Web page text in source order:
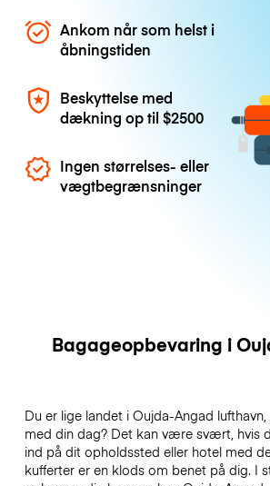
Ankom når som helst i
åbningstiden
Beskyttelse med
dækning op til$2500
Ingen størrelses- eller
vægtbegrænsninger
Bagageopbevaring i
Du er lige landet i Oujda-Angad
med din dag? Det kan være svært, hvis
ind på dit opholdssted eller hotel med
kufferter er en klods om benet på dig. I